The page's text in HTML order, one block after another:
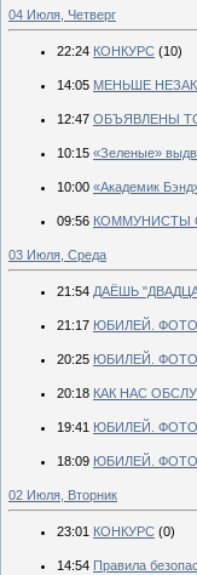
04 Июля, Четверг
22:24 КОНКУРС (10)
14:05 МЕНЬШЕ
12:47 ОБЪЯВЛЕНЫ
10:15 «Зеленые»
10:00 «Академик
09:56 КОММУНИСТЫ
03 Июля, Среда
21:54 ДАЁШЬ
21:17 ЮБИЛЕЙ.
20:25 ЮБИЛЕЙ.
20:18 КАК НАС
19:41 ЮБИЛЕЙ.
18:09 ЮБИЛЕЙ.
02 Июля, Вторник
23:01 КОНКУРС (0)
14:54 Правила